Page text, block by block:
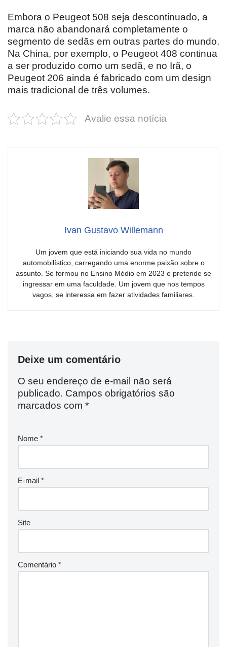
Embora o Peugeot 508 seja descontinuado, a
marca não abandonará completamente o
segmento de sedãs em outras partes do mundo.
Na China, por exemplo, o Peugeot 408 continua
a ser produzido como um sedã, e no Irã, o
Peugeot 206 ainda é fabricado com um design
mais tradicional de três volumes.
Avalie essa notícia
Ivan Gustavo Willemann
Um jovem que está iniciando sua vida no mundo
automobilístico, carregando uma enorme paixão sobre o
assunto. Se formou no Ensino Médio em 2023 e pretende se
ingressar em uma faculdade. Um jovem que nos tempos
vagos, se interessa em fazer atividades familiares.
Deixe um comentário
O seu endereço de e-mail não será
publicado. Campos obrigatórios são
marcados com *
Nome *
E-mail *
Site
Comentário *